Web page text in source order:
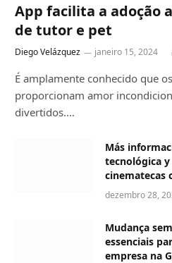
App facilita a adoção
de tutor e pet
Diego Velázquez janeiro 15, 2024
É amplamente conhecido que
proporcionam amor
divertidos.…
Más
tecnológica
cinematecas
dezembro 28,
Mudança
essenciais
empresa na